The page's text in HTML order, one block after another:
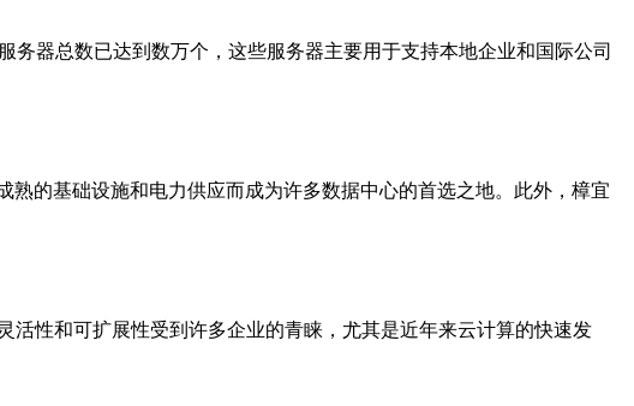
器总数已达到数万个，这些服务器主要用于支持本地企业和国际公司
的基础设施和电力供应而成为许多数据中心的首选之地。此外，樟宜
性和可扩展性受到许多企业的青睐，尤其是近年来云计算的快速发